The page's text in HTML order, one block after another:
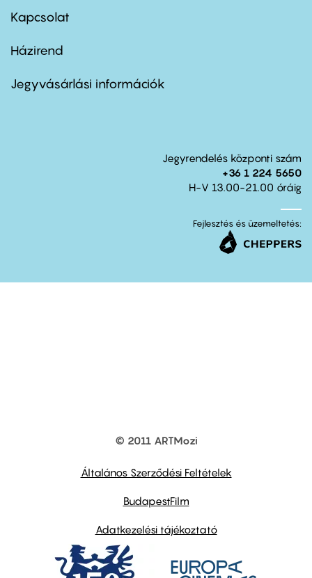
firstKapcsolat
Footer
second
Házirend
Jegyvásárlási információk
Jegyrendelés központi szám
+36 1 224 5650
H-V 13.00-21.00 óráig
Fejlesztés és üzemeltetés:
© 2011 ARTMozi
Általános Szerződési Feltételek
BudapestFilm
Adatkezelési tájékoztató